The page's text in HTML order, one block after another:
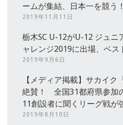
ームが集結、日本一を競う！
2019年11月11日
栃木SC U-12がU-12 ジュニ
ャレンジ2019に出場、ベス
2019年9月6日
【メディア掲載】サカイク
絶賛！ 全国31都府県参加
11創設者に聞くリーグ戦が
2019年8月10日